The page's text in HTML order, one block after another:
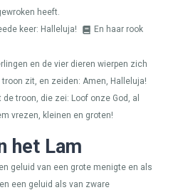
heeft.
keer: Halleluja!
En haar rook
en de vier dieren wierpen zich
troon zit, en zeiden: Amen, Halleluja!
troon, die zei: Loof onze God, al
vrezen, kleinen en groten!
het Lam
geluid van een grote menigte en als
een geluid als van zware